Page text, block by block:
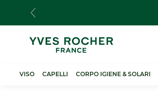
principale
VISO CAPELLI CORPO IGIENE & SOLARI